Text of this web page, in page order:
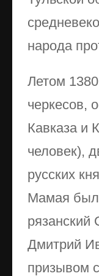
народа
Летом
черкесов,
Кавказа и
человек),
русских
Мамая
рязанский
Дмитрий
призывом